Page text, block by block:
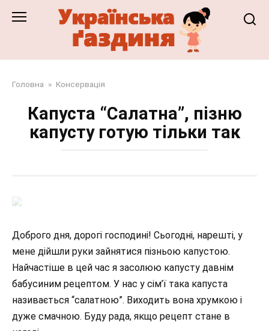
Головна » Консервація
Капуста “Салатна”, пізню
капусту готую тільки так
Доброго дня, дорогі господині! Сьогодні, нарешті, у
мене дійшли руки зайнятися пізньою капустою.
Найчастіше в цей час я засолюю капусту давнім
бабусиним рецептом. У нас у сім’ї така капуста
називається “салатною”. Виходить вона хрумкою і
дуже смачною. Буду рада, якщо рецепт стане в